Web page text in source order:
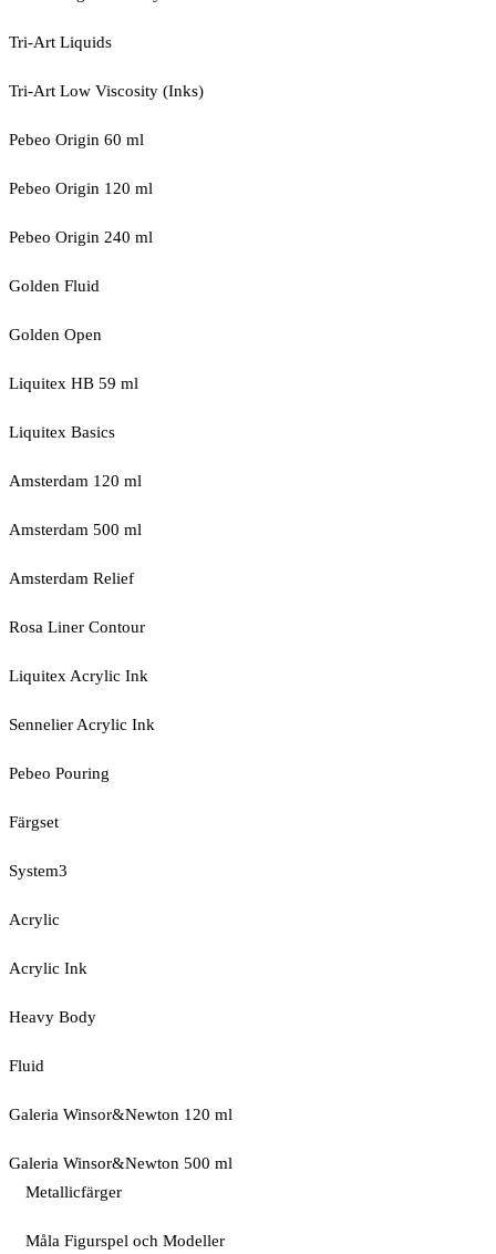
Tri-Art Liquids
Tri-Art Low Viscosity (Inks)
Pebeo Origin 60 ml
Pebeo Origin 120 ml
Pebeo Origin 240 ml
Golden Fluid
Golden Open
Liquitex HB 59 ml
Liquitex Basics
Amsterdam 120 ml
Amsterdam 500 ml
Amsterdam Relief
Rosa Liner Contour
Liquitex Acrylic Ink
Sennelier Acrylic Ink
Pebeo Pouring
Färgset
System3
Acrylic
Acrylic Ink
Heavy Body
Fluid
Galeria Winsor&Newton 120 ml
Galeria Winsor&Newton 500 ml
Metallicfärger
Måla Figurspel och Modeller